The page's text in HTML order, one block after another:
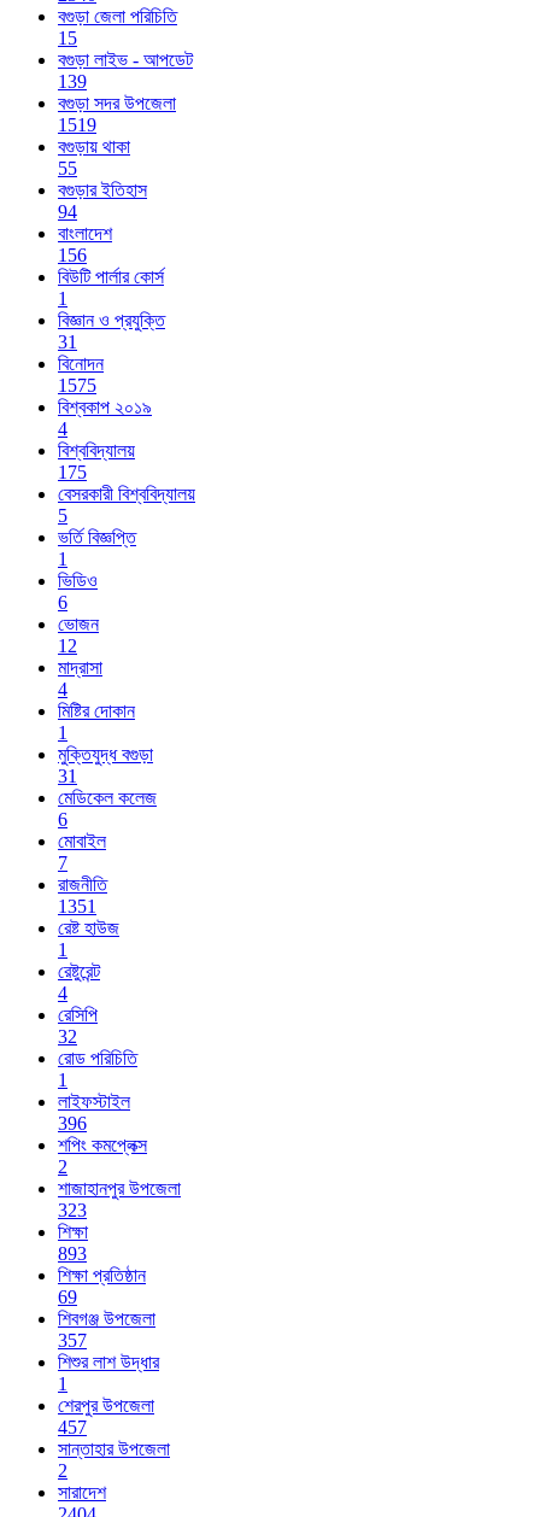
বগুড়া জেলা পরিচিতি
15
বগুড়া লাইভ - আপডেট
139
বগুড়া সদর উপজেলা
1519
বগুড়ায় থাকা
55
বগুড়ার ইতিহাস
94
বাংলাদেশ
156
বিউটি পার্লার কোর্স
1
বিজ্ঞান ও প্রযুক্তি
31
বিনোদন
1575
বিশ্বকাপ ২০১৯
4
বিশ্ববিদ্যালয়
175
বেসরকারী বিশ্ববিদ্যালয়
5
ভর্তি বিজ্ঞপ্তি
1
ভিডিও
6
ভোজন
12
মাদ্রাসা
4
মিষ্টির দোকান
1
মুক্তিযুদ্ধ বগুড়া
31
মেডিকেল কলেজ
6
মোবাইল
7
রাজনীতি
1351
রেষ্ট হাউজ
1
রেষ্টুরেন্ট
4
রেসিপি
32
রোড পরিচিতি
1
লাইফস্টাইল
396
শপিং কমপ্লেক্স
2
শাজাহানপুর উপজেলা
323
শিক্ষা
893
শিক্ষা প্রতিষ্ঠান
69
শিবগঞ্জ উপজেলা
357
শিশুর লাশ উদ্ধার
1
শেরপুর উপজেলা
457
সান্তাহার উপজেলা
2
সারাদেশ